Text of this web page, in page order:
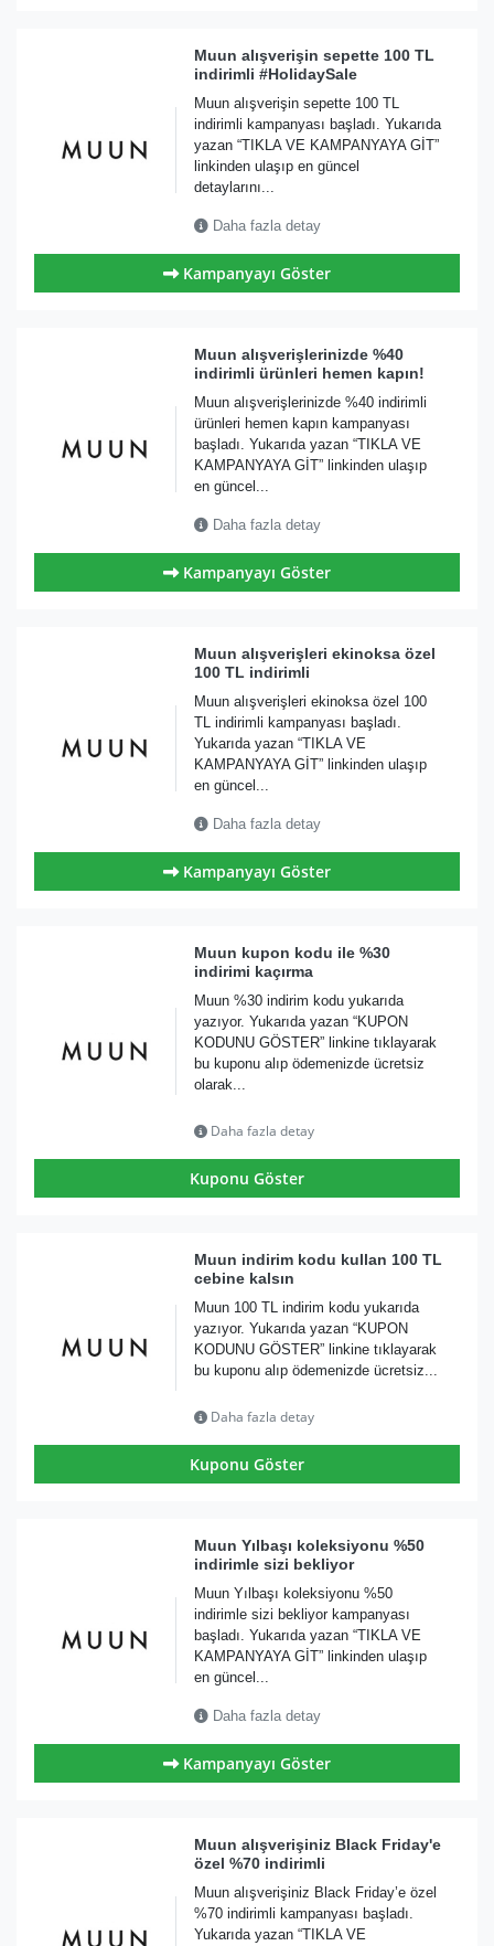
Muun alışverişin sepette 100 TL
indirimli #HolidaySale
Muun alışverişin sepette 100 TL
indirimli kampanyası başladı. Yukarıda
yazan “TIKLA VE KAMPANYAYA GİT”
linkinden ulaşıp en güncel
detaylarını...
Daha fazla detay
Kampanyayı Göster
Muun alışverişlerinizde %40
indirimli ürünleri hemen kapın!
Muun alışverişlerinizde %40 indirimli
ürünleri hemen kapın kampanyası
başladı. Yukarıda yazan “TIKLA VE
KAMPANYAYA GİT” linkinden ulaşıp
en güncel...
Daha fazla detay
Kampanyayı Göster
Muun alışverişleri ekinoksa özel
100 TL indirimli
Muun alışverişleri ekinoksa özel 100
TL indirimli kampanyası başladı.
Yukarıda yazan “TIKLA VE
KAMPANYAYA GİT” linkinden ulaşıp
en güncel...
Daha fazla detay
Kampanyayı Göster
Muun kupon kodu ile %30
indirimi kaçırma
Muun %30 indirim kodu yukarıda
yazıyor. Yukarıda yazan “KUPON
KODUNU GÖSTER” linkine tıklayarak
bu kuponu alıp ödemenizde ücretsiz
olarak...
Daha fazla detay
Kuponu Göster
Muun indirim kodu kullan 100 TL
cebine kalsın
Muun 100 TL indirim kodu yukarıda
yazıyor. Yukarıda yazan “KUPON
KODUNU GÖSTER” linkine tıklayarak
bu kuponu alıp ödemenizde ücretsiz...
Daha fazla detay
Kuponu Göster
Muun Yılbaşı koleksiyonu %50
indirimle sizi bekliyor
Muun Yılbaşı koleksiyonu %50
indirimle sizi bekliyor kampanyası
başladı. Yukarıda yazan “TIKLA VE
KAMPANYAYA GİT” linkinden ulaşıp
en güncel...
Daha fazla detay
Kampanyayı Göster
Muun alışverişiniz Black Friday'e
özel %70 indirimli
Muun alışverişiniz Black Friday’e özel
%70 indirimli kampanyası başladı.
Yukarıda yazan “TIKLA VE